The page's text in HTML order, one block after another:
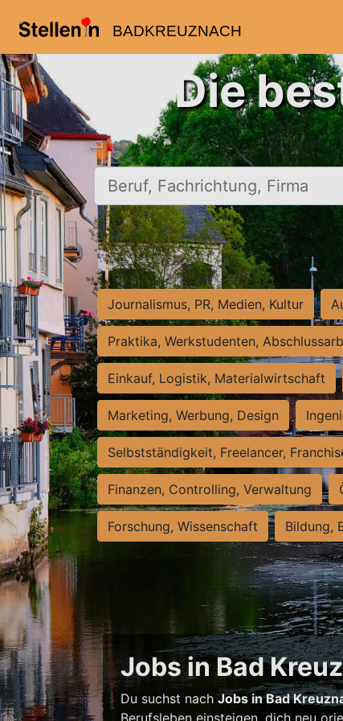
BADKREUZNACH
Die
Beruf, Fachrichtung, Firma
Journalismus, PR, Medien, Kultur
Praktika, Werkstudenten,
Einkauf, Logistik, Materialwirtschaft
Marketing, Werbung, Design
Selbstständigkeit, Freelancer,
Finanzen, Controlling, Verwaltung
Forschung, Wissenschaft Bildung,
Jobs in Bad
Du suchst nachJobs in Bad